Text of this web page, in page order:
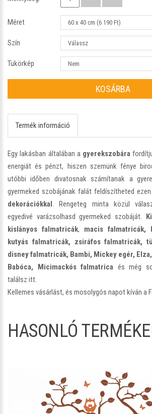
Méret
Szín
Tükörkép
KOSÁRBA
Termék információ
Egy lakásban általában a gyerekszobára
energiát és pénzt, hiszen szemünk fénye
utóbbi időben divatosnak számítanak a
gyermeked szobájának falát feldíszítheted
dekorációkkal. Rengeteg minta közül
egyedivé varázsolhasd gyermeked szobáját.
kislányos falmatricák, macis falmatricák,
kutyás falmatricák, zsiráfos falmatricák,
disney falmatricák, Bambi, Mickey egér,
Babóca, Micimackós falmatrica és még
találsz itt.
Kellemes vásárlást, és mosolygós napot kíván a
HASONLÓ